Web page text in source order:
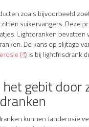
zoals bijvoorbeeld
suikervangers. Deze
Lightdranken bevatten
De kans op slijtage
) is bij lightfrisdrank
gebit door
kunnen tanderosie